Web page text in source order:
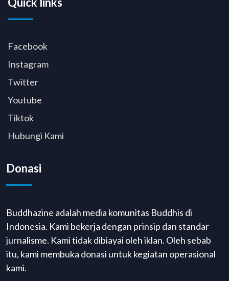
Facebook
Instagram
Twitter
Youtube
Tiktok
Hubungi Kami
Donasi
Buddhazine adalah media komunitas Buddhis di
Indonesia. Kami bekerja dengan prinsip dan standar
jurnalisme. Kami tidak dibiayai oleh iklan. Oleh sebab
itu, kami membuka donasi untuk kegiatan operasional
kami.